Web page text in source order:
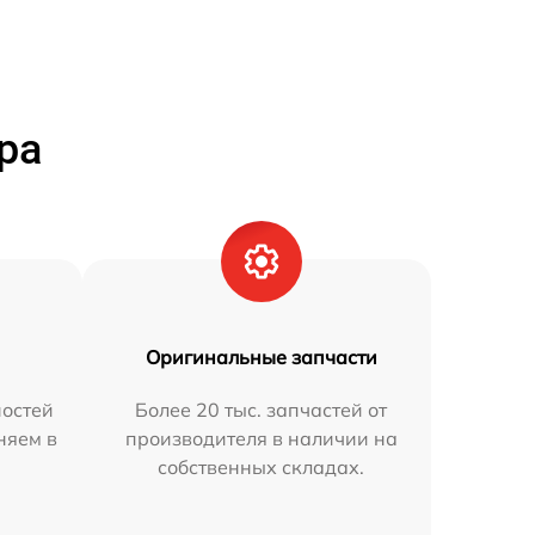
в
Оригинальные запчасти
Более 20 тыс. запчастей от
производителя в наличии на
собственных складах.